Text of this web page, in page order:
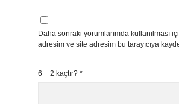
Daha sonraki yorumlarımda kullanılması
adresim ve site adresim bu tarayıcıya
6 + 2 kaçtır? *